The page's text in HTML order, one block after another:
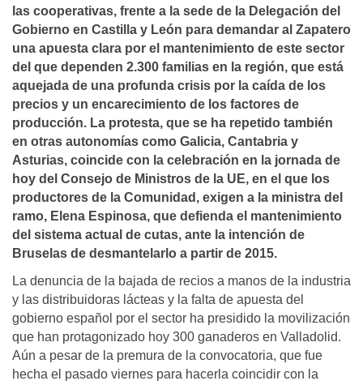
las cooperativas, frente a la sede de la Delegación del
Gobierno en Castilla y León para demandar al Zapatero
una apuesta clara por el mantenimiento de este sector
del que dependen 2.300 familias en la región, que está
aquejada de una profunda crisis por la caí­da de los
precios y un encarecimiento de los factores de
producción. La protesta, que se ha repetido también
en otras autonomí­as como Galicia, Cantabria y
Asturias, coincide con la celebración en la jornada de
hoy del Consejo de Ministros de la UE, en el que los
productores de la Comunidad, exigen a la ministra del
ramo, Elena Espinosa, que defienda el mantenimiento
del sistema actual de cutas, ante la intención de
Bruselas de desmantelarlo a partir de 2015.
La denuncia de la bajada de recios a manos de la industria
y las distribuidoras lácteas y la falta de apuesta del
gobierno español por el sector ha presidido la movilización
que han protagonizado hoy 300 ganaderos en Valladolid.
Aún a pesar de la premura de la convocatoria, que fue
hecha el pasado viernes para hacerla coincidir con la